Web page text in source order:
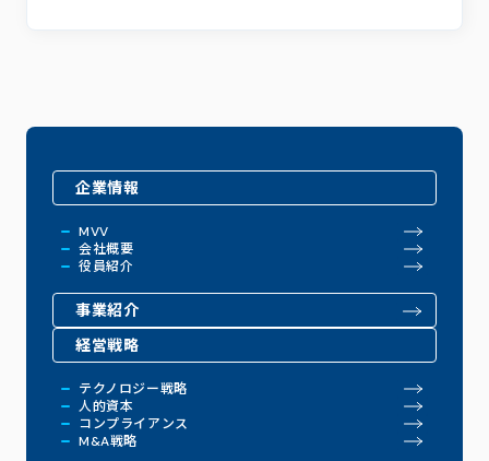
企業情報
MVV
会社概要
役員紹介
事業紹介
経営戦略
テクノロジー戦略
人的資本
コンプライアンス
M&A戦略